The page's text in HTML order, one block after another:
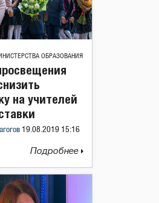
ОБРАЗОВАНИЯ
на учителей
19.08.2019 15:16
Подробнее